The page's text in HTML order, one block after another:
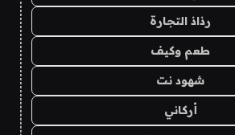
رذاذ التجارة
طعم وكيف
شهود نت
أركاني